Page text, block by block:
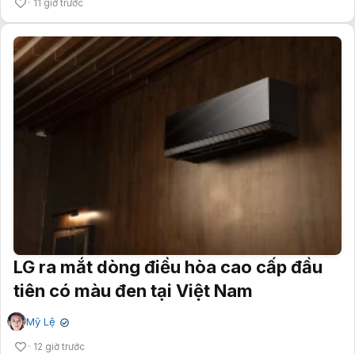
11 giờ trước
LG ra mắt dòng điều hòa cao cấp đầu
tiên có màu đen tại Việt Nam
Mỹ Lệ ✔
12 giờ trước